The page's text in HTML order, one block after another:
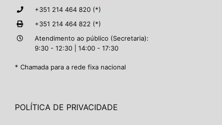
+351 214 464 820 (*)
+351 214 464 822 (*)
Atendimento ao público (Secretaria):
9:30 - 12:30 | 14:00 - 17:30
* Chamada para a rede fixa nacional
POLÍTICA DE PRIVACIDADE